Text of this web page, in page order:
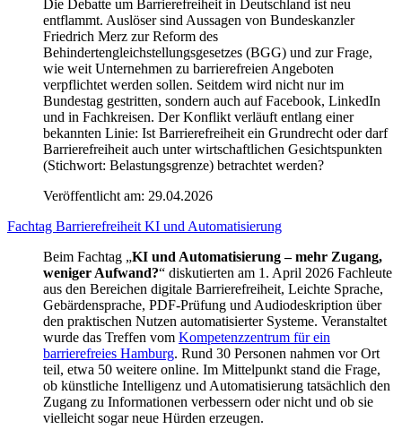
Die Debatte um Barrierefreiheit in Deutschland ist neu
entflammt. Auslöser sind Aussagen von Bundeskanzler
Friedrich Merz zur Reform des
Behindertengleichstellungsgesetzes (BGG) und zur Frage,
wie weit Unternehmen zu barrierefreien Angeboten
verpflichtet werden sollen. Seitdem wird nicht nur im
Bundestag gestritten, sondern auch auf Facebook, LinkedIn
und in Fachkreisen. Der Konflikt verläuft entlang einer
bekannten Linie: Ist Barrierefreiheit ein Grundrecht oder darf
Barrierefreiheit auch unter wirtschaftlichen Gesichtspunkten
(Stichwort: Belastungsgrenze) betrachtet werden?
Veröffentlicht am: 29.04.2026
Fachtag Barrierefreiheit KI und Automatisierung
Beim Fachtag „KI und Automatisierung – mehr Zugang,
weniger Aufwand?“ diskutierten am 1. April 2026 Fachleute
aus den Bereichen digitale Barrierefreiheit, Leichte Sprache,
Gebärdensprache, PDF-Prüfung und Audiodeskription über
den praktischen Nutzen automatisierter Systeme. Veranstaltet
wurde das Treffen vom Kompetenzzentrum für ein
barrierefreies Hamburg. Rund 30 Personen nahmen vor Ort
teil, etwa 50 weitere online. Im Mittelpunkt stand die Frage,
ob künstliche Intelligenz und Automatisierung tatsächlich den
Zugang zu Informationen verbessern oder nicht und ob sie
vielleicht sogar neue Hürden erzeugen.